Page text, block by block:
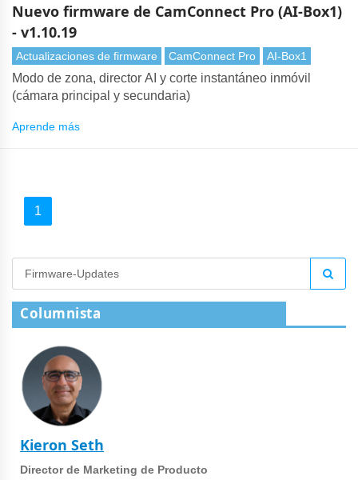
Nuevo firmware de CamConnect Pro (AI-Box1)
- v1.10.19
Actualizaciones de firmware CamConnect Pro AI-Box1
Modo de zona, director AI y corte instantáneo inmóvil
(cámara principal y secundaria)
Aprende más
1
Columnista
Kieron Seth
Director de Marketing de Producto